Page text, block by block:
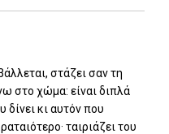
στάζει σαν τη
στο χώμα: είναι διπλά
δίνει κι αυτόν που
ταιριάζει του